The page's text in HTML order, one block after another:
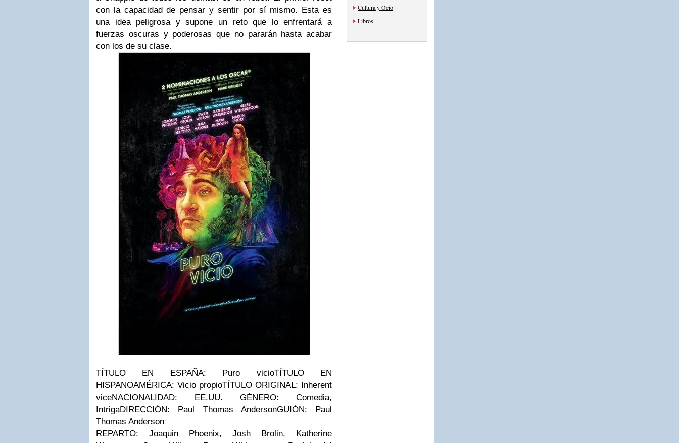
con la capacidad de pensar y sentir por sí mismo. Esta es
una idea peligrosa y supone un reto que lo enfrentará a
fuerzas oscuras y poderosas que no pararán hasta acabar
con los de su clase.
TÍTULO EN ESPAÑA: Puro vicioTÍTULO EN
HISPANOAMÉRICA: Vicio propioTÍTULO ORIGINAL: Inherent
viceNACIONALIDAD: EE.UU. GÉNERO: Comedia,
IntrigaDIRECCIÓN: Paul Thomas AndersonGUIÓN: Paul
Thomas Anderson
REPARTO: Joaquin Phoenix, Josh Brolin, Katherine
Cultura y Ocio
Libros